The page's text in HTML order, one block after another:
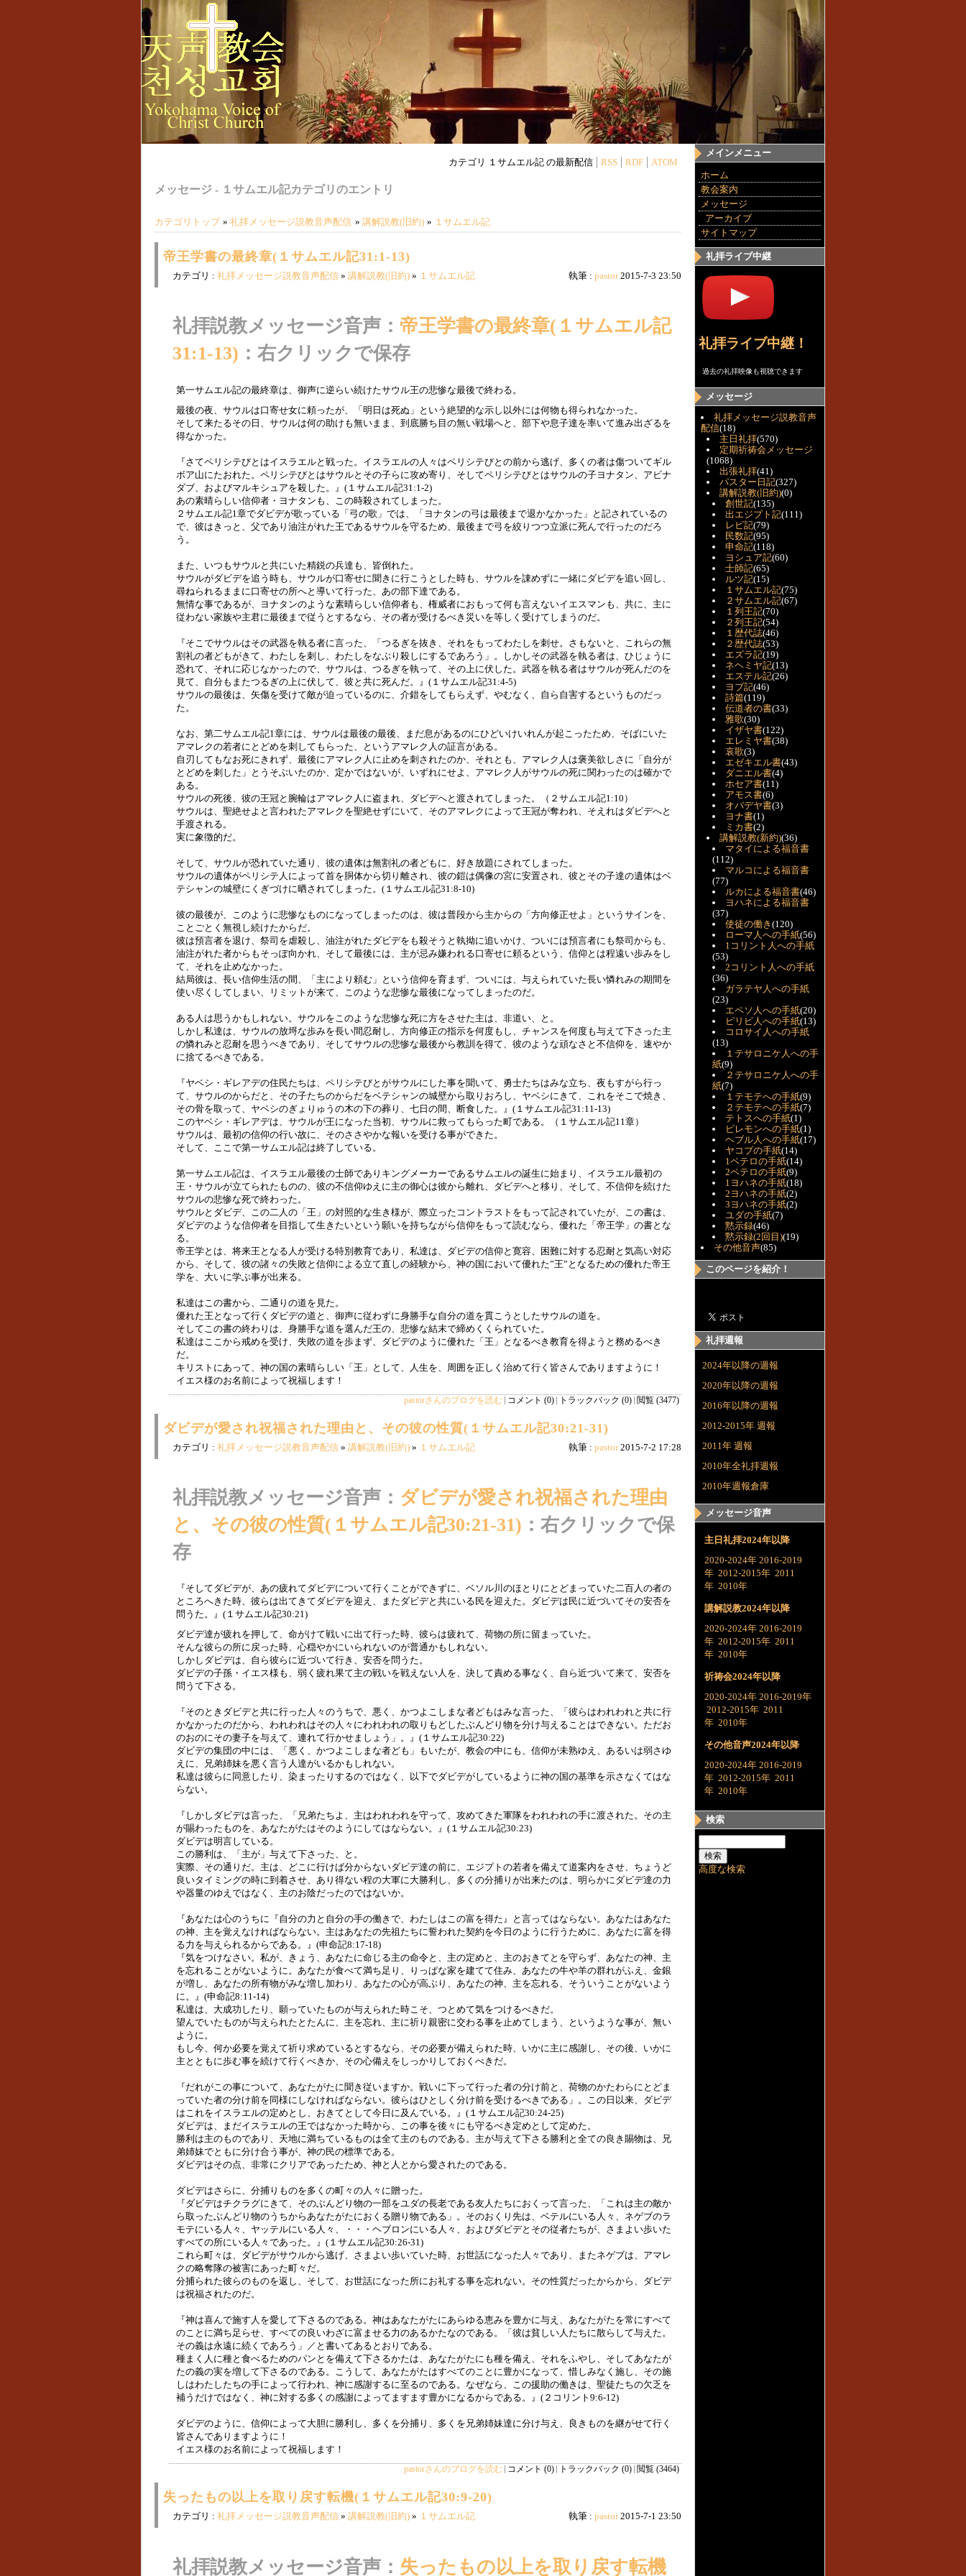
カテゴリ １サムエル記 の最新配信 RSS RDF ATOM
メッセージ - １サムエル記カテゴリのエントリ
カテゴリトップ »礼拝メッセージ説教音声配信 » 講解説教(旧約) » １サムエル記
帝王学書の最終章(１サムエル記31:1-13)
カテゴリ : 礼拝メッセージ説教音声配信 » 講解説教(旧約) » １サムエル記 執筆 : pastor 2015-7-3 23:50
礼拝説教メッセージ音声： 帝王学書の最終章(１サムエル記
31:1-13) ：右クリックで保存
第一サムエル記の最終章は、御声に逆らい続けたサウル王の悲惨な最後で終わる。
最後の夜、サウルは口寄せ女に頼ったが、「明日は死ぬ」という絶望的な示し以外には何物も得られなかった。
そして来たるその日、サウルは何の助けも無いまま、到底勝ち目の無い戦場へと、部下や息子達を率いて進み出ざるを
得なかった。
『さてペリシテびとはイスラエルと戦った。イスラエルの人々はペリシテびとの前から逃げ、多くの者は傷ついてギル
ボア山にたおれた。ペリシテびとはサウルとその子らに攻め寄り、そしてペリシテびとはサウルの子ヨナタン、アビナ
ダブ、およびマルキシュアを殺した。』(１サムエル記31:1-2)
あの素晴らしい信仰者・ヨナタンも、この時殺されてしまった。
２サムエル記1章でダビデが歌っている「弓の歌」では、「ヨナタンの弓は最後まで退かなかった」と記されているの
で、彼はきっと、父であり油注がれた王であるサウルを守るため、最後まで弓を絞りつつ立派に死んで行ったのだろ
う。
また、いつもサウルと共にいた精鋭の兵達も、皆倒れた。
サウルがダビデを追う時も、サウルが口寄せに聞きに行こうとした時も、サウルを諌めずに一緒にダビデを追い回し、
尋ねられるままに口寄せの所へと導いて行った、あの部下達である。
無情な事であるが、ヨナタンのような素晴らしい信仰者も、権威者におもって何も言えないイエスマンも、共に、主に
従わない家族や主君に最後まで従うとするなら、その者が受けるべき災いを等しく受けてしまうのだ。
『そこでサウルはその武器を執る者に言った、「つるぎを抜き、それをもってわたしを刺せ。さもないと、これらの無
割礼の者どもがきて、わたしを刺し、わたしをなぶり殺しにするであろう」。しかしその武器を執る者は、ひじょうに
恐れて、それに応じなかったので、サウルは、つるぎを執って、その上に伏した。武器を執る者はサウルが死んだのを
見て、自分もまたつるぎの上に伏して、彼と共に死んだ。』(１サムエル記31:4-5)
サウルの最後は、矢傷を受けて敵が迫っているのに、介錯をしてもらえず、やむなく、自ら自害するというものだっ
た。
なお、第二サムエル記1章には、サウルは最後の最後、まだ息があるのにひどいけいれんが起こったため、そばにいた
アマレクの若者にとどめを刺してもらった、というアマレク人の証言がある。
自刃してもなお死にきれず、最後にアマレク人に止めを刺されたのか、それとも、アマレク人は褒美欲しさに「自分が
とどめを刺した」とうそぶいたのか、定かではないが、いずれにせよ、アマレク人がサウルの死に関わったのは確かで
ある。
サウルの死後、彼の王冠と腕輪はアマレク人に盗まれ、ダビデへと渡されてしまった。（２サムエル記1:10）
サウルは、聖絶せよと言われたアマレクを聖絶せずにいて、そのアマレクによって王冠が奪われ、そえれはダビデへと
手渡される。
実に象徴的だ。
そして、サウルが恐れていた通り、彼の遺体は無割礼の者どもに、好き放題にされてしまった。
サウルの遺体がペリシテ人によって首を胴体から切り離され、彼の鎧は偶像の宮に安置され、彼とその子達の遺体はベ
テシャンの城壁にくぎづけに晒されてしまった。(１サムエル記31:8-10)
彼の最後が、このように悲惨なものになってしまったのは、彼は普段から主からの「方向修正せよ」というサインを、
ことごとく無視し続けたからだ。
彼は預言者を退け、祭司を虐殺し、油注がれたダビデをも殺そうと執拗に追いかけ、ついには預言者にも祭司からも、
油注がれた者からもそっぽ向かれ、そして最後には、主が忌み嫌われる口寄せに頼るという、信仰とは程遠い歩みをし
て、それを止めなかった。
結局彼は、長い信仰生活の間、「主により頼む」という信仰を育まず、ついには、与えられていた長い憐れみの期間を
使い尽くしてしまい、リミットが来て、このような悲惨な最後になってしまったのだ。
ある人は思うかもしれない。サウルをこのような悲惨な死に方をさせた主は、非道い、と。
しかし私達は、サウルの放埒な歩みを長い間忍耐し、方向修正の指示を何度もし、チャンスを何度も与えて下さった主
の憐れみと忍耐を思うべきであり、そしてサウルの悲惨な最後から教訓を得て、彼のような頑なさと不信仰を、速やか
に捨てるべきである。
『ヤベシ・ギレアデの住民たちは、ペリシテびとがサウルにした事を聞いて、勇士たちはみな立ち、夜もすがら行っ
て、サウルのからだと、その子たちのからだをベテシャンの城壁から取りおろし、ヤベシにきて、これをそこで焼き、
その骨を取って、ヤベシのぎょりゅうの木の下の葬り、七日の間、断食した。』(１サムエル記31:11-13)
このヤベシ・ギレアデは、サウルが王になった当初、サウルに救ってもらった町である。（１サムエル記11章）
サウルは、最初の信仰の行い故に、そのささやかな報いを受ける事ができた。
そして、ここで第一サムエル記は終了している。
第一サムエル記は、イスラエル最後の士師でありキングメーカーであるサムエルの誕生に始まり、イスラエル最初の
王・サウルが立てられたものの、彼の不信仰ゆえに主の御心は彼から離れ、ダビデへと移り、そして、不信仰を続けた
サウルの悲惨な死で終わった。
サウルとダビデ、この二人の「王」の対照的な生き様が、際立ったコントラストをもって記されていたが、この書は、
ダビデのような信仰者を目指して生きたいという願いを持ちながら信仰をもって読むなら、優れた「帝王学」の書とな
る。
帝王学とは、将来王となる人が受ける特別教育であり、私達は、ダビデの信仰と寛容、困難に対する忍耐と気高い対応
から、そして、彼の諸々の失敗と信仰による立て直しの経験から、神の国において優れた”王”となるための優れた帝王
学を、大いに学ぶ事が出来る。
私達はこの書から、二通りの道を見た。
優れた王となって行くダビデの道と、御声に従わずに身勝手な自分の道を貫こうとしたサウルの道を。
そしてこの書の終わりは、身勝手な道を選んだ王の、悲惨な結末で締めくくられていた。
私達はここから戒めを受け、失敗の道を歩まず、ダビデのように優れた「王」となるべき教育を得ようと務めるべき
だ。
キリストにあって、神の国の素晴らしい「王」として、人生を、周囲を正しく治めて行く皆さんでありますように！
イエス様のお名前によって祝福します！
pastorさんのブログを読む コメント (0) トラックバック (0) 閲覧 (3477)
ダビデが愛され祝福された理由と、その彼の性質(１サムエル記30:21-31)
カテゴリ : 礼拝メッセージ説教音声配信 » 講解説教(旧約) » １サムエル記 執筆 : pastor 2015-7-2 17:28
礼拝説教メッセージ音声： ダビデが愛され祝福された理由
と、その彼の性質(１サムエル記30:21-31) ：右クリックで保
存
『そしてダビデが、あの疲れてダビデについて行くことができずに、ベソル川のほとりにとどまっていた二百人の者の
ところへきた時、彼らは出てきてダビデを迎え、またダビデと共にいる民を迎えた。ダビデは民に近づいてその安否を
問うた。』(１サムエル記30:21)
ダビデ達が疲れを押して、命がけて戦いに出て行った時、彼らは疲れて、荷物の所に留まっていた。
そんな彼らの所に戻った時、心穏やかにいられないのが普通かもしれない。
しかしダビデは、自ら彼らに近づいて行き、安否を問うた。
ダビデの子孫・イエス様も、弱く疲れ果て主の戦いを戦えない人を、決して責める事なく、自ら近づいて来て、安否を
問うて下さる。
『そのときダビデと共に行った人々のうちで、悪く、かつよこしまな者どもはみな言った、「彼らはわれわれと共に行
かなかったのだから、われわれはその人々にわれわれの取りもどしたぶんどり物を分け与えることはできない。ただお
のおのにその妻子を与えて、連れて行かせましょう」。』(１サムエル記30:22)
ダビデの集団の中には、「悪く、かつよこしまな者ども」もいたが、教会の中にも、信仰が未熟ゆえ、あるいは弱さゆ
えに、兄弟姉妹を悪く言う人達がいるかもしれない。
私達は彼らに同意したり、染まったりするのではなく、以下でダビデがしているように神の国の基準を示さなくてはな
らない。
『しかしダビデは言った、「兄弟たちよ、主はわれわれを守って、攻めてきた軍隊をわれわれの手に渡された。その主
が賜わったものを、あなたがたはそのようにしてはならない。』(１サムエル記30:23)
ダビデは明言している。
この勝利は、「主が」与えて下さった、と。
実際、その通りだ。主は、どこに行けば分からないダビデ達の前に、エジプトの若者を備えて道案内をさせ、ちょうど
良いタイミングの時に到着させ、あり得ない程の大軍に大勝利し、多くの分捕りが出来たのは、明らかにダビデ達の力
や器量のゆえではなく、主のお陰だったのではないか。
『あなたは心のうちに『自分の力と自分の手の働きで、わたしはこの富を得た』と言ってはならない。あなたはあなた
の神、主を覚えなければならない。主はあなたの先祖たちに誓われた契約を今日のように行うために、あなたに富を得
る力を与えられるからである。』(申命記8:17-18)
『気をつけなさい。私が、きょう、あなたに命じる主の命令と、主の定めと、主のおきてとを守らず、あなたの神、主
を忘れることがないように。あなたが食べて満ち足り、りっぱな家を建てて住み、あなたの牛や羊の群れがふえ、金銀
が増し、あなたの所有物がみな増し加わり、あなたの心が高ぶり、あなたの神、主を忘れる、そういうことがないよう
に。』(申命記8:11-14)
私達は、大成功したり、願っていたものが与えられた時こそ、つとめて気をつけるべきだ。
望んでいたものが与えられたとたんに、主を忘れ、主に祈り親密に交わる事を止めてしまう、というような事が、無い
ように。
もし今、何か必要を覚えて祈り求めているとするなら、その必要が備えられた時、いかに主に感謝し、その後、いかに
主とともに歩む事を続けて行くべきか、その心備えをしっかりしておくべきだ。
『だれがこの事について、あなたがたに聞き従いますか。戦いに下って行った者の分け前と、荷物のかたわらにとどま
っていた者の分け前を同様にしなければならない。彼らはひとしく分け前を受けるべきである」。この日以来、ダビデ
はこれをイスラエルの定めとし、おきてとして今日に及んでいる。』(１サムエル記30:24-25)
ダビデは、まだイスラエルの王ではなかった時から、この事を後々にも守るべき定めとして定めた。
勝利は主のものであり、天地に満ちているものは全て主のものである。主が与えて下さる勝利と全ての良き賜物は、兄
弟姉妹でともに分け合う事が、神の民の標準である。
ダビデはその点、非常にクリアであったため、神と人とから愛されたのである。
ダビデはさらに、分捕りものを多くの町々の人々に贈った。
『ダビデはチクラグにきて、そのぶんどり物の一部をユダの長老である友人たちにおくって言った、「これは主の敵か
ら取ったぶんどり物のうちからあなたがたにおくる贈り物である」。そのおくり先は、ベテルにいる人々、ネゲブのラ
モテにいる人々、ヤッテルにいる人々、・・・ヘブロンにいる人々、およびダビデとその従者たちが、さまよい歩いた
すべての所にいる人々であった。』(１サムエル記30:26-31)
これら町々は、ダビデがサウルから逃げ、さまよい歩いていた時、お世話になった人々であり、またネゲブは、アマレ
クの略奪隊の被害にあった町々だ。
分捕られた彼らのものを返し、そして、お世話になった所にお礼する事を忘れない。その性質だったからから、ダビデ
は祝福されたのだ。
『神は喜んで施す人を愛して下さるのである。神はあなたがたにあらゆる恵みを豊かに与え、あなたがたを常にすべて
のことに満ち足らせ、すべての良いわざに富ませる力のあるかたなのである。「彼は貧しい人たちに散らして与えた。
その義は永遠に続くであろう」／と書いてあるとおりである。
種まく人に種と食べるためのパンとを備えて下さるかたは、あなたがたにも種を備え、それをふやし、そしてあなたが
たの義の実を増して下さるのである。こうして、あなたがたはすべてのことに豊かになって、惜しみなく施し、その施
しはわたしたちの手によって行われ、神に感謝するに至るのである。なぜなら、この援助の働きは、聖徒たちの欠乏を
補うだけではなく、神に対する多くの感謝によってますます豊かになるからである。』(２コリント9:6-12)
ダビデのように、信仰によって大胆に勝利し、多くを分捕り、多くを兄弟姉妹達に分け与え、良きものを継がせて行く
皆さんでありますように！
イエス様のお名前によって祝福します！
pastorさんのブログを読む コメント (0) トラックバック (0) 閲覧 (3464)
失ったもの以上を取り戻す転機(１サムエル記30:9-20)
カテゴリ : 礼拝メッセージ説教音声配信 » 講解説教(旧約) » １サムエル記 執筆 : pastor 2015-7-1 23:50
礼拝説教メッセージ音声： 失ったもの以上を取り戻す転機
メインメニュー
ホーム
教会案内
メッセージ
アーカイブ
サイトマップ
礼拝ライブ中継
礼拝ライブ中継！
過去の礼拝映像も視聴できます
メッセージ
礼拝メッセージ説教音声
配信(18)
主日礼拝(570)
定期祈祷会メッセージ
(1068)
出張礼拝(41)
パスター日記(327)
講解説教(旧約)(0)
創世記(135)
出エジプト記(111)
レビ記(79)
民数記(95)
申命記(118)
ヨシュア記(60)
士師記(65)
ルツ記(15)
１サムエル記(75)
２サムエル記(67)
１列王記(70)
２列王記(54)
１歴代誌(46)
２歴代誌(53)
エズラ記(19)
ネヘミヤ記(13)
エステル記(26)
ヨブ記(46)
詩篇(119)
伝道者の書(33)
雅歌(30)
イザヤ書(122)
エレミヤ書(38)
哀歌(3)
エゼキエル書(43)
ダニエル書(4)
ホセア書(11)
アモス書(6)
オバデヤ書(3)
ヨナ書(1)
ミカ書(2)
講解説教(新約)(36)
マタイによる福音書
(112)
マルコによる福音書
(77)
ルカによる福音書(46)
ヨハネによる福音書
(37)
使徒の働き (120)
ローマ人への手紙(56)
1コリント人への手紙
(53)
2コリント人への手紙
(36)
ガラテヤ人への手紙
(23)
エペソ人への手紙(20)
ピリピ人への手紙(13)
コロサイ人への手紙
(13)
１テサロニケ人への手
紙(9)
２テサロニケ人への手
紙(7)
１テモテへの手紙(9)
２テモテへの手紙(7)
テトスへの手紙(1)
ピレモンへの手紙(1)
ヘブル人への手紙(17)
ヤコブの手紙(14)
1ペテロの手紙(14)
2ペテロの手紙(9)
1ヨハネの手紙(18)
2ヨハネの手紙(2)
3ヨハネの手紙(2)
ユダの手紙(7)
黙示録(46)
黙示録(2回目)(19)
その他音声(85)
このページを紹介！
礼拝週報
2024年以降の週報
2020年以降の週報
2016年以降の週報
2012-2015年 週報
2011年 週報
2010年全礼拝週報
2010年週報倉庫
メッセージ音声
主日礼拝2024年以降
2020-2024年 2016-2019
年 2012-2015年 2011
年 2010年
講解説教2024年以降
2020-2024年 2016-2019
年 2012-2015年 2011
年 2010年
祈祷会2024年以降
2020-2024年 2016-2019年
2012-2015年 2011
年 2010年
その他音声2024年以降
2020-2024年 2016-2019
年 2012-2015年 2011
年 2010年
検索
高度な検索